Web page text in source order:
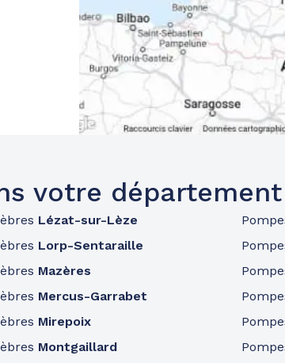
votre
Lézat-sur-Lèze
Lorp-Sentaraille
Mazères
Mercus-Garrabet
Mirepoix
Montgaillard